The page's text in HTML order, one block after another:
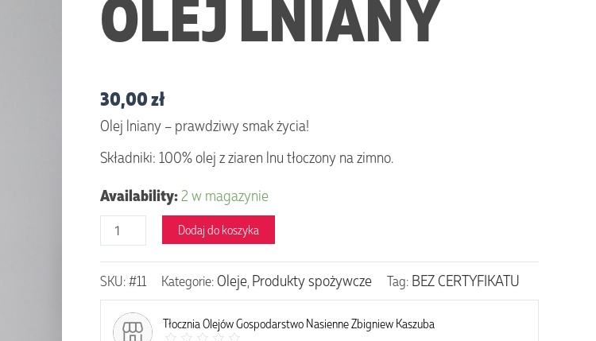
OLEJ LNIANY
30,00zł
Olej lniany – prawdziwy smak życia!
Składniki: 100% olej z ziaren lnu tłoczony na zimno.
Availability:2 w magazynie
Dodaj do koszyka
SKU:#11 Kategorie:Oleje Produkty spożywcze Tag: BEZ CERTYFIKATU
Tłocznia Olejów Gospodarstwo Nasienne Zbigniew Kaszuba